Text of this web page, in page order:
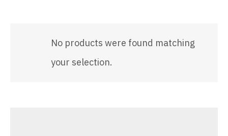
No products were found matching
your selection.